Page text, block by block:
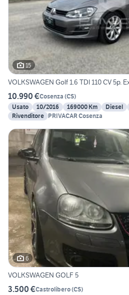
15
VOLKSWAGEN Golf 1.6 TDI 110 CV 5p.
10.990 €Cosenza (CS)
Usato
10/2016 169000 Km Diesel
Rivenditore PRIVACAR Cosenza
6
VOLKSWAGEN GOLF 5
3.500 €Castrolibero(CS)